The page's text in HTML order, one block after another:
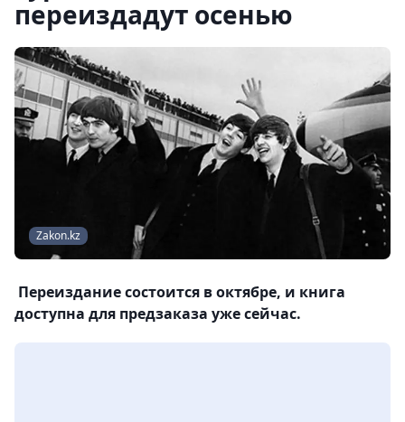
переиздадут осенью
Zakon.kz
Переиздание состоится в октябре, и книга
доступна для предзаказа уже сейчас.